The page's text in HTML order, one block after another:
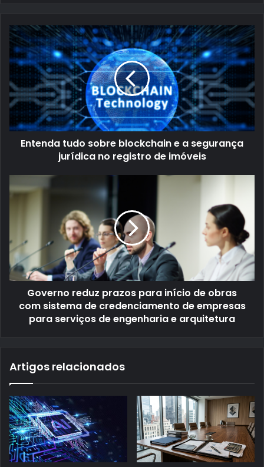
Entenda tudo sobre blockchain e a segurança
jurídica no registro de imóveis
Governo reduz prazos para início de obras
com sistema de credenciamento de empresas
para serviços de engenharia e arquitetura
Artigos relacionados